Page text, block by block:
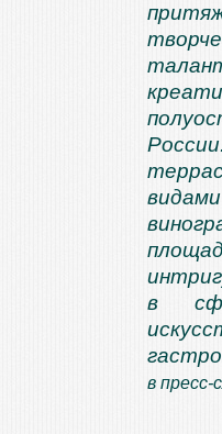
в
в пресс-